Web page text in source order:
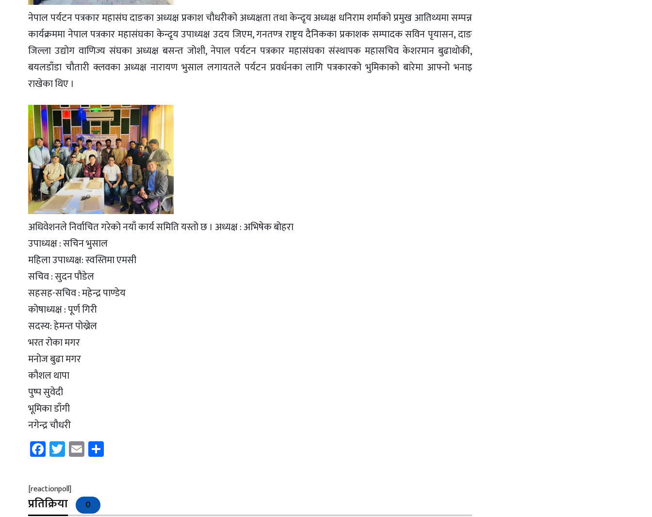
नेपाल पर्यटन पत्रकार महासंघ दाङका अध्यक्ष प्रकाश चौधरीको अध्यक्षता तथा केन्दृय अध्यक्ष धनिराम शर्माको प्रमुख आतिथ्यमा सम्पन्न
कार्यक्रममा नेपाल पत्रकार महासंघका केन्दृय उपाध्यक्ष उदय जिएम, गनतण्त्र राष्टृय दैनिकका प्रकाशक सम्पादक सविन पृयासन, दाङ
जिल्ला उद्योग वाणिज्य संघका अध्यक्ष बसन्त जोशी, नेपाल पर्यटन पत्रकार महासंघका संस्थापक महासचिव केशरमान बुढाथोकी,
बयलडाँडा चौतारी क्लवका अध्यक्ष नारायण भुसाल लगायतले पर्यटन प्रवर्धनका लागि पत्रकारको भुमिकाको बारेमा आफ्नो भनाइ
राखेका थिए ।
अधिवेशनले निर्वाचित गरेको नयाँ कार्य समिति यस्तो छ । अध्यक्ष : अभिषेक बोहरा
उपाध्यक्ष : सचिन भुसाल
महिला उपाध्यक्ष: स्वस्तिमा एमसी
सचिव : सुदन पौडेल
सहसह-सचिव : महेन्द्र पाण्डेय
कोषाध्यक्ष : पूर्ण गिरी
सदस्य: हेमन्त पोख्रेल
भरत रोका मगर
मनोज बुढा मगर
कौशल थापा
पुष्प सुवेदी
भूमिका डाँगी
नगेन्द्र चौधरी
Facebook
Twitter
Email
[reactionpoll]
प्रतिक्रिया 0